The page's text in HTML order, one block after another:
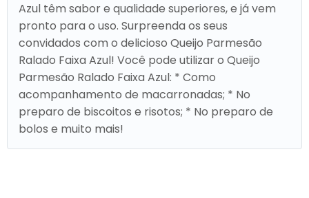
Azul têm sabor e qualidade superiores, e já vem
pronto para o uso. Surpreenda os seus
convidados com o delicioso Queijo Parmesão
Ralado Faixa Azul! Você pode utilizar o Queijo
Parmesão Ralado Faixa Azul: * Como
acompanhamento de macarronadas; * No
preparo de biscoitos e risotos; * No preparo de
bolos e muito mais!